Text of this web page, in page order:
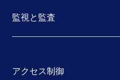
監視と監査
アクセス制御